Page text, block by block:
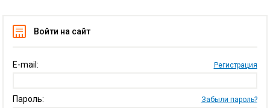
Войти на сайт
E-mail: Регистрация
Пароль: Забыли пароль?